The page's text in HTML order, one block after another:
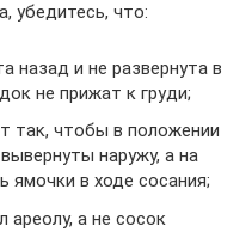
убедитесь, что:
назад и не развернута в
не прижат к груди;
так, чтобы в положении
наружу, а на
ямочки в ходе сосания;
ареолу, а не сосок